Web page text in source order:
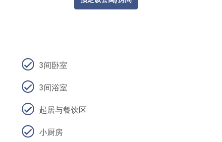
3间卧室
3间浴室
起居与餐饮区
小厨房